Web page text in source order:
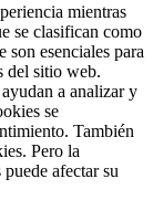
mientras
se clasifican como
son esenciales para
del sitio web.
a analizar y
se
También
Pero la
afectar su